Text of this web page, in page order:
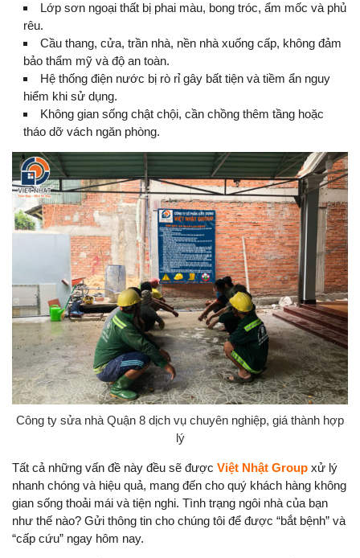
Lớp sơn ngoại thất bị phai màu, bong tróc, ẩm mốc và phủ
rêu.
Cầu thang, cửa, trần nhà, nền nhà xuống cấp, không đảm
bảo thẩm mỹ và độ an toàn.
Hệ thống điện nước bị rò rỉ gây bất tiện và tiềm ẩn nguy
hiểm khi sử dụng.
Không gian sống chật chội, cần chồng thêm tầng hoặc
tháo dỡ vách ngăn phòng.
Công ty sửa nhà Quận 8 dịch vụ chuyên nghiệp, giá thành hợp
lý
Tất cả những vấn đề này đều sẽ được Việt Nhật Group xử lý
nhanh chóng và hiệu quả, mang đến cho quý khách hàng không
gian sống thoải mái và tiện nghi. Tình trạng ngôi nhà của bạn
như thế nào? Gửi thông tin cho chúng tôi để được “bắt bệnh” và
“cấp cứu” ngay hôm nay.